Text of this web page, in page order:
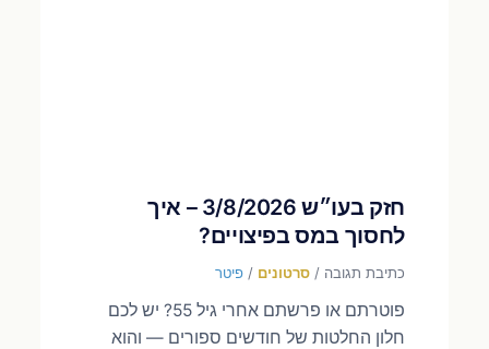
חזק בעו״ש 3/8/2026 – איך
לחסוך במס בפיצויים?
כתיבת תגובה /סרטונים /פיטר
פוטרתם או פרשתם אחרי גיל 55? יש לכם
חלון החלטות של חודשים ספורים — והוא